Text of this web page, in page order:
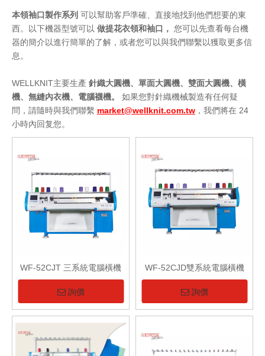
本領袖口製作系列 可以幫助客戶準確、直接地找到他們想要的東
西。以下機器型號可以 做提花衣領和袖口， 您可以先查看每台機
器的簡介以進行簡單的了解，或者您可以與我們聯繫以獲取更多信
息。
WELLKNIT主要生產 針織大圓機、單面大圓機、雙面大圓機、橫
機、無縫內衣機、電腦襪機。
如果您對針織機械製造有任何疑
問，請隨時與我們聯繫 market@wellknit.com.tw ，我們將在 24
小時內回复您。
WF-52CJT 三系統電腦橫機
詢價
WF-52CJD雙系統電腦橫機
詢價